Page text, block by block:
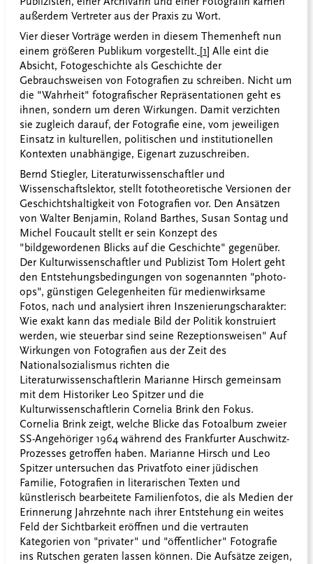
außerdem Vertreter aus der Praxis zu Wort.
Vier dieser Vorträge werden in diesem Themenheft nun
einem größeren Publikum vorgestellt. [1] Alle eint die
Absicht, Fotogeschichte als Geschichte der
Gebrauchsweisen von Fotografien zu schreiben. Nicht um
die "Wahrheit" fotografischer Repräsentationen geht es
ihnen, sondern um deren Wirkungen. Damit verzichten
sie zugleich darauf, der Fotografie eine, vom jeweiligen
Einsatz in kulturellen, politischen und institutionellen
Kontexten unabhängige, Eigenart zuzuschreiben.
Bernd Stiegler, Literaturwissenschaftler und
Wissenschaftslektor, stellt fototheoretische Versionen der
Geschichtshaltigkeit von Fotografien vor. Den Ansätzen
von Walter Benjamin, Roland Barthes, Susan Sontag und
Michel Foucault stellt er sein Konzept des
"bildgewordenen Blicks auf die Geschichte" gegenüber.
Der Kulturwissenschaftler und Publizist Tom Holert geht
den Entstehungsbedingungen von sogenannten "photo-
ops", günstigen Gelegenheiten für medienwirksame
Fotos, nach und analysiert ihren Inszenierungscharakter:
Wie exakt kann das mediale Bild der Politik konstruiert
werden, wie steuerbar sind seine Rezeptionsweisen" Auf
Wirkungen von Fotografien aus der Zeit des
Nationalsozialismus richten die
Literaturwissenschaftlerin Marianne Hirsch gemeinsam
mit dem Historiker Leo Spitzer und die
Kulturwissenschaftlerin Cornelia Brink den Fokus.
Cornelia Brink zeigt, welche Blicke das Fotoalbum zweier
SS-Angehöriger 1964 während des Frankfurter Auschwitz-
Prozesses getroffen haben. Marianne Hirsch und Leo
Spitzer untersuchen das Privatfoto einer jüdischen
Familie, Fotografien in literarischen Texten und
künstlerisch bearbeitete Familienfotos, die als Medien der
Erinnerung Jahrzehnte nach ihrer Entstehung ein weites
Feld der Sichtbarkeit eröffnen und die vertrauten
Kategorien von "privater" und "öffentlicher" Fotografie
ins Rutschen geraten lassen können. Die Aufsätze zeigen,